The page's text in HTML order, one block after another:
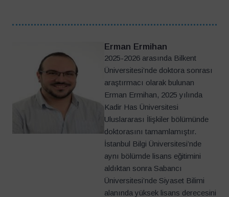
Erman Ermihan
2025-2026 arasında Bilkent
Üniversitesi’nde doktora sonrası
araştırmacı olarak bulunan
Erman Ermihan, 2025 yılında
Kadir Has Üniversitesi
Uluslararası İlişkiler bölümünde
doktorasını tamamlamıştır.
İstanbul Bilgi Üniversitesi’nde
aynı bölümde lisans eğitimini
aldıktan sonra Sabancı
Üniversitesi’nde Siyaset Bilimi
alanında yüksek lisans derecesini